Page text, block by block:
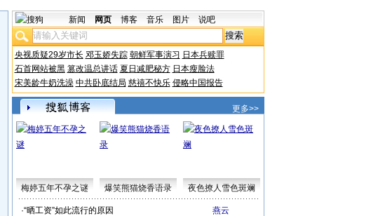
新闻 网页 博客 音乐 图片 说吧
央视质疑29岁市长 邓玉娇失踪 朝鲜军事演习 日本兵赎罪
石首网站被黑 篡改温总讲话 夏日减肥秘方 日本瘦脸法
宋美龄牛奶洗澡 中共卧底结局 慈禧不快乐 侵略中国报告
更多>>
梅婷五年不孕之谜 爆笑熊猫烧香语录 夜色撩人雪色斑斓
·“晒工资”如此流行的原因
燕云